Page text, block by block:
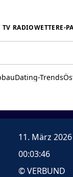
TV RADIOWETTERE-
Dating-Trends
11. März
00:03:46
© VERBUND